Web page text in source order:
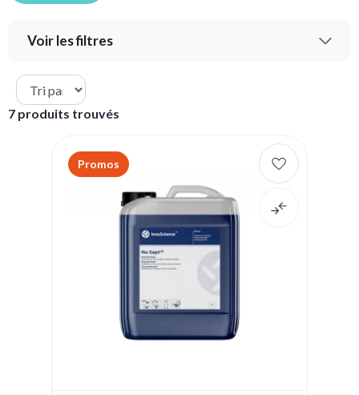
Voir les filtres
7 produits trouvés
Promos